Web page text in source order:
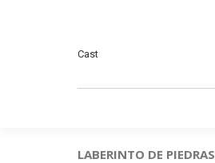
Cast
LABERINTO DE PIEDRAS